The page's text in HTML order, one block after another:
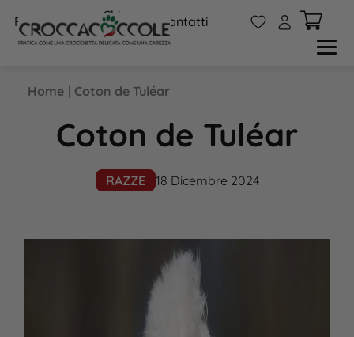
FAQs
Chi
siamo
Contatti W A
Home | Coton de Tuléar
Coton de Tuléar
RAZZE 18 Dicembre 2024